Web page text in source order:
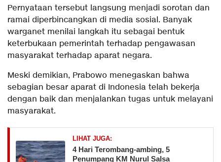
Pernyataan tersebut langsung menjadi sorotan dan
ramai diperbincangkan di media sosial. Banyak
warganet menilai langkah itu sebagai bentuk
keterbukaan pemerintah terhadap pengawasan
masyarakat terhadap aparat negara.
Meski demikian, Prabowo menegaskan bahwa
sebagian besar aparat di Indonesia telah bekerja
dengan baik dan menjalankan tugas untuk melayani
masyarakat.
LIHAT JUGA:
​4 Hari Terombang-ambing, 5
Penumpang KM Nurul Salsa